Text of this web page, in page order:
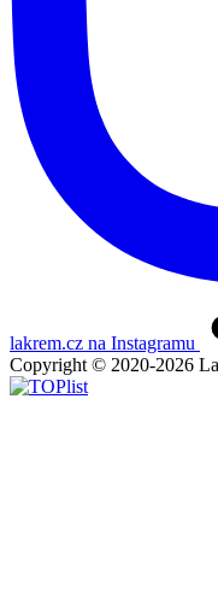
lakrem.cz na Instagramu
Copyright © 2020-2026